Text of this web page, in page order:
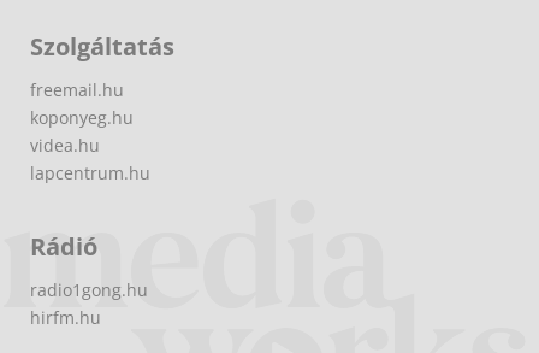
Szolgáltatás
freemail.hu
koponyeg.hu
videa.hu
lapcentrum.hu
Rádió
radio1gong.hu
hirfm.hu